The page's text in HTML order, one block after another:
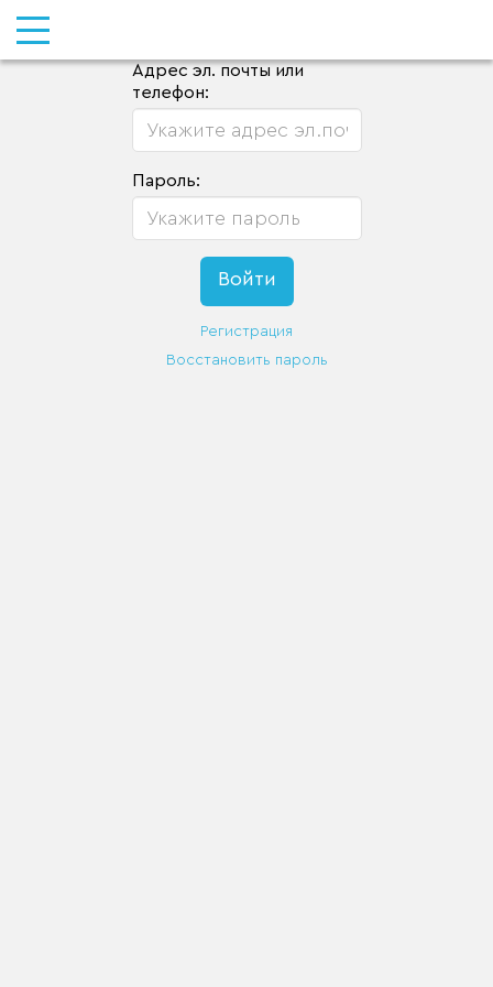
Адрес эл. почты или
телефон:
Пароль:
Регистрация
Восстановить пароль